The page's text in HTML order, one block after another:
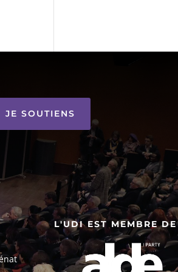
JE SOUTIENS
L'UDI EST MEMBRE DE